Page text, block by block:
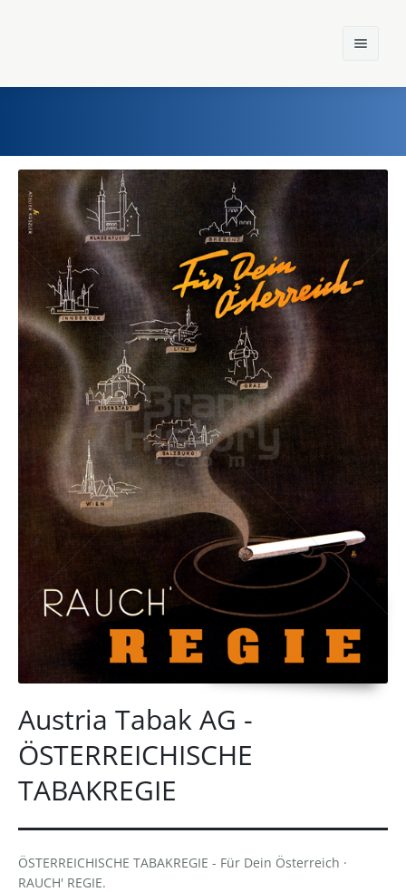
Home
Einst und Heute
Marken
Konzerne
Epoche
Austria Tabak AG -
ÖSTERREICHISCHE
TABAKREGIE
ÖSTERREICHISCHE TABAKREGIE - Für Dein Österreich ·
RAUCH' REGIE.